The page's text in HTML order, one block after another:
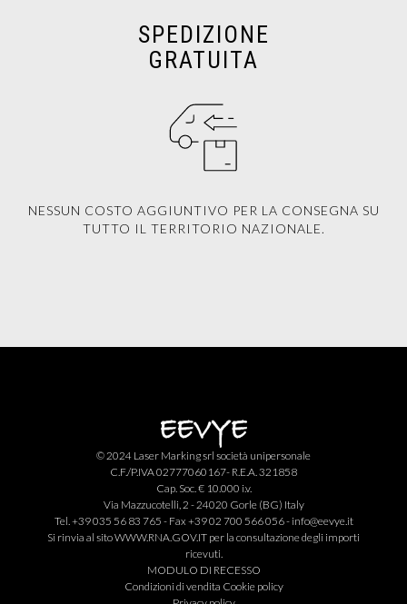
SPEDIZIONE
GRATUITA
NESSUN COSTO AGGIUNTIVO PER LA CONSEGNA SU
TUTTO IL TERRITORIO NAZIONALE.
© 2024 Laser Marking srl società unipersonale
C.F./P.IVA 02777060167- R.E.A. 321858
Cap. Soc. € 10.000 i.v.
Via Mazzucotelli, 2 - 24020 Gorle (BG) Italy
Tel. +39 035 56 83 765 - Fax +39 02 700 566 056 - info@eevye.it
Si rinvia al sitoWWW.RNA.GOV.IT per la consultazione degli importi
ricevuti.
MODULO DI RECESSO
Condizioni di vendita Cookie policy